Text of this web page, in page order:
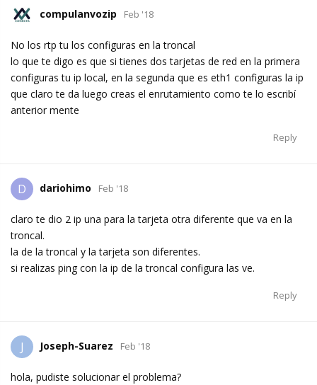
compulanvozip Feb '18
No los rtp tu los configuras en la troncal
lo que te digo es que si tienes dos tarjetas de red en la primera
configuras tu ip local, en la segunda que es eth1 configuras la ip
que claro te da luego creas el enrutamiento como te lo escribí
anterior mente
Reply
D dariohimo Feb '18
claro te dio 2 ip una para la tarjeta otra diferente que va en la
troncal.
la de la troncal y la tarjeta son diferentes.
si realizas ping con la ip de la troncal configura las ve.
Reply
J Joseph-Suarez Feb '18
hola, pudiste solucionar el problema?